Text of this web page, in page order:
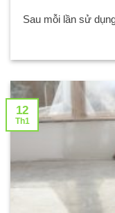
Sau mỗi lần sử
12
Th1